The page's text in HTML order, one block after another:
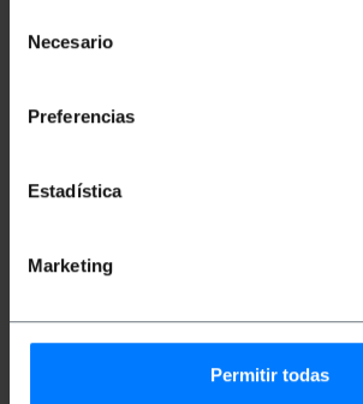
Necesario
Preferencias
Estadística
Marketing
Permitir todas
Aantal pakketten: 1